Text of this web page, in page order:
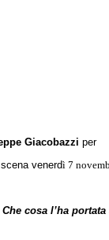
Giacobazzi per
venerdì 7
cosa l’ha portata